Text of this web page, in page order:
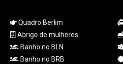
Quadro Berlim
Abrigo de mulheres
Banho no BLN
Banho no BRB